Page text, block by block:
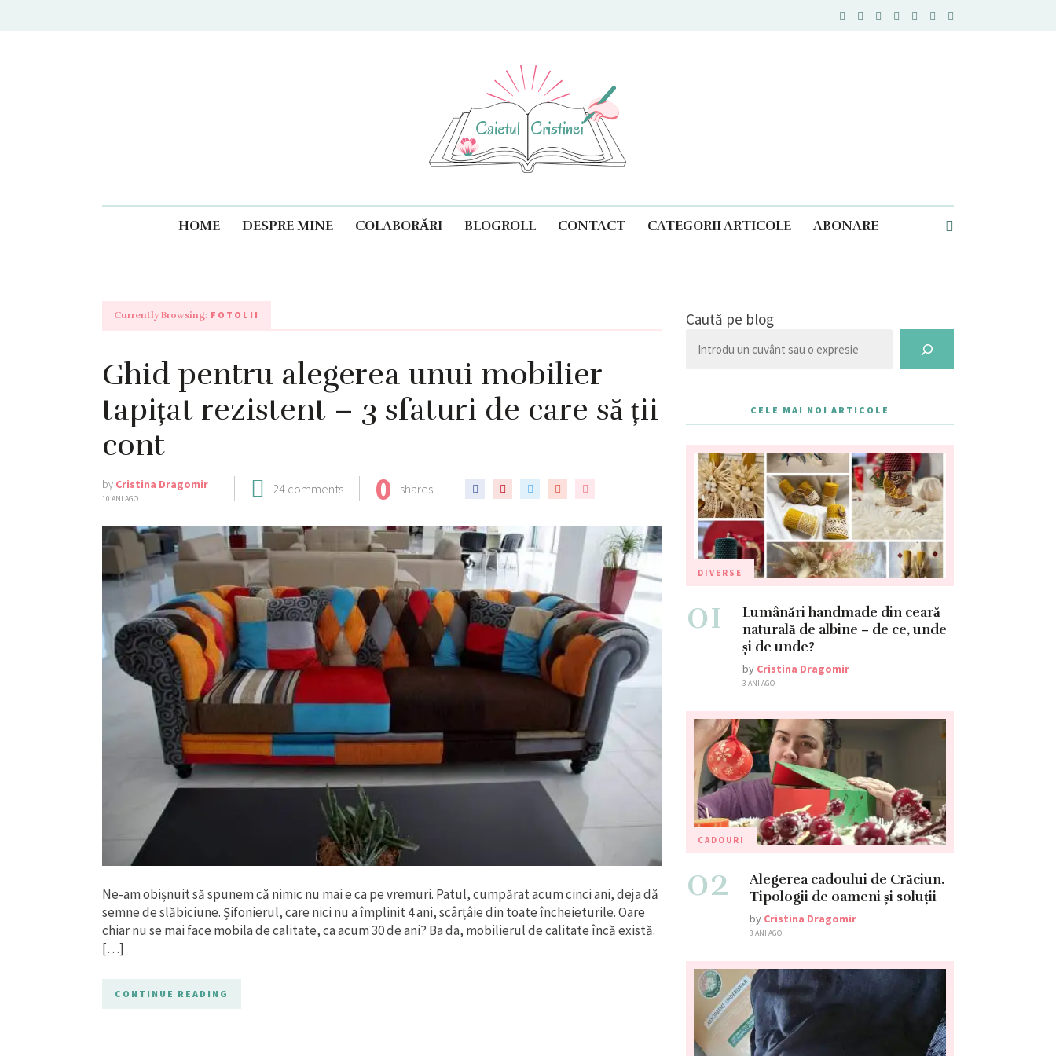
HOME DESPRE MINE COLABORĂRI BLOGROLL CONTACT CATEGORII ARTICOLE ABONARE
Currently Browsing: FOTOLII
Ghid pentru alegerea unui mobilier
tapițat rezistent – 3 sfaturi de care să ții
cont
by Cristina Dragomir
10 ANI AGO
24 comments 0 shares
Ne-am obișnuit să spunem că nimic nu mai e ca pe vremuri. Patul, cumpărat acum cinci ani, deja dă
semne de slăbiciune. Șifonierul, care nici nu a împlinit 4 ani, scârțâie din toate încheieturile. Oare
chiar nu se mai face mobila de calitate, ca acum 30 de ani? Ba da, mobilierul de calitate încă există.
[…]
CONTINUE READING
Caută pe blog
CELE MAI NOI ARTICOLE
DIVERSE
01
Lumânări handmade din ceară
naturală de albine – de ce, unde
și de unde?
by Cristina Dragomir
3 ANI AGO
CADOURI
02
Alegerea cadoului de Crăciun.
Tipologii de oameni și soluții
by Cristina Dragomir
3 ANI AGO